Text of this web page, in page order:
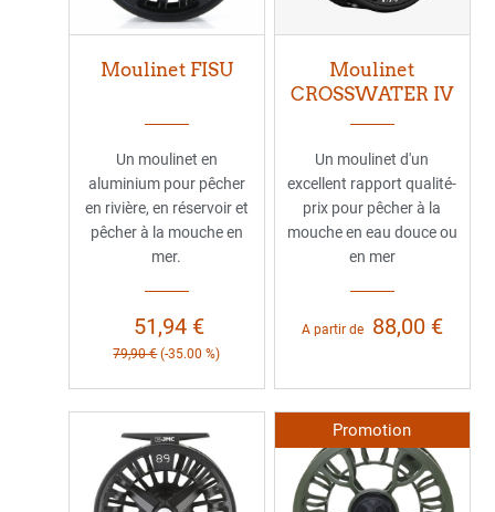
Moulinet FISU
Un moulinet en
aluminium pour pêcher
en rivière, en réservoir et
pêcher à la mouche en
mer.
51,94 €
79,90 € (-35.00 %)
Moulinet
CROSSWATER IV
Un moulinet d'un
excellent rapport qualité-
prix pour pêcher à la
mouche en eau douce ou
en mer
A partir de 88,00 €
Promotion